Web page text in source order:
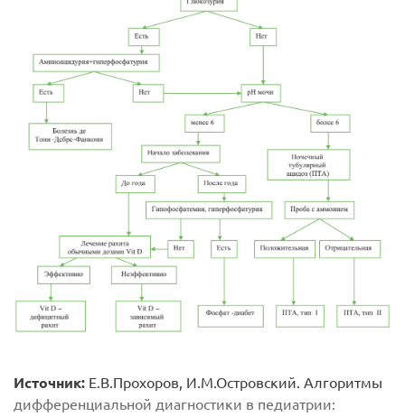
Источник: Е.В.Прохоров, И.М.Островский. Алгоритмы
дифференциальной диагностики в педиатрии: